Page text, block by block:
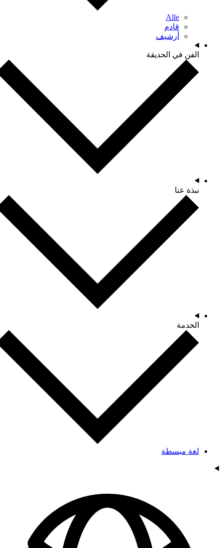
Alle
قادم
أرشيف
الفن في الحديقة
نبذة عنا
الخدمة
لغة مبسطة